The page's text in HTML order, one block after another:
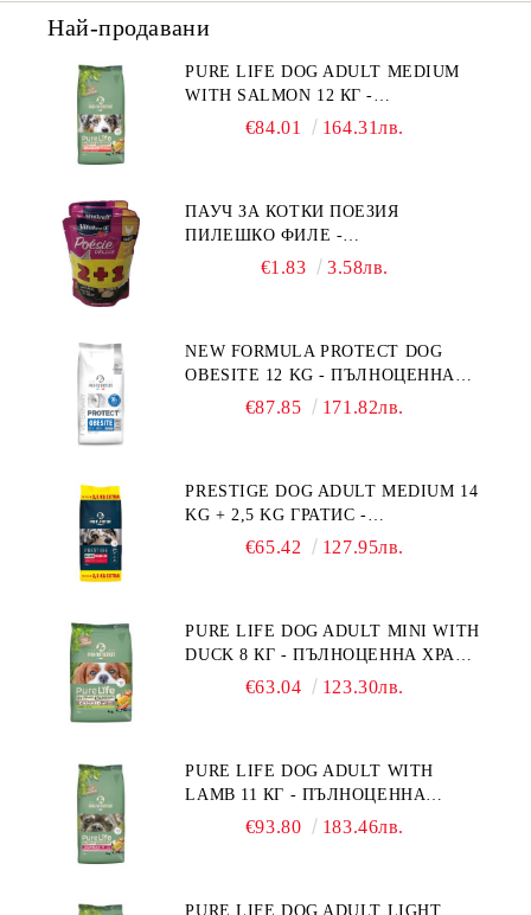
Най-продавани
PURE LIFE DOG ADULT MEDIUM
WITH SALMON 12 КГ -
ПЪЛНОЦЕННА ХРАНА ЗА
БЕЗ ЗЪРНО, БЕЗ ГЛУТЕН.
ПРОИЗВЕДЕНА ВЪВ ФРАНЦИЯ.
€84.01 164.31лв.
ПАУЧ ЗА КОТКИ ПОЕЗИЯ
ПИЛЕШКО ФИЛЕ -
ПРОМОКОМПЛЕКТ 3 БР.
€1.83 3.58лв.
NEW FORMULA PROTECT DOG
OBESITE 12 KG - ПЪЛНОЦЕННА
ДИЕТИЧНА ХРАНА ЗА КУЧЕТА
"РЕГУЛИРАНЕ НА ВНОСА НА
ГЛЮКОЗА (DIABETES MELLITUS)."
€87.85 171.82лв.
PRESTIGE DOG ADULT MEDIUM 14
KG + 2,5 KG ГРАТИС -
ПЪЛНОЦЕННА ХРАНА ЗА
€65.42 127.95лв.
PURE LIFE DOG ADULT MINI WITH
DUCK 8 КГ - ПЪЛНОЦЕННА ХРАНА
ЗА ПОРАСНАЛИ КУЧЕТА ОТ
ГЛУТЕН. ПРОИЗВЕДЕНА ВЪВ
ФРАНЦИЯ.
€63.04 123.30лв.
PURE LIFE DOG ADULT WITH
LAMB 11 КГ - ПЪЛНОЦЕННА
ХРАНА ЗА ПОРАСНАЛИ КУЧЕТА С
€93.80 183.46лв.
PURE LIFE DOG ADULT LIGHT